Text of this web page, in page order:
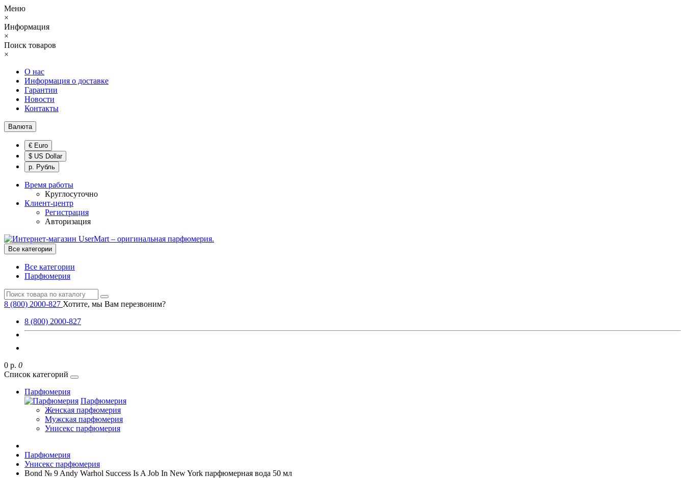
Меню
×
Информация
×
Поиск товаров
×
О нас
Информация о доставке
Гарантии
Новости
Контакты
Валюта
€ Euro
$ US Dollar
р. Рубль
Время работы
Круглосуточно
Клиент-центр
Регистрация
Авторизация
Все категории
Все категории
Парфюмерия
8 (800) 2000-827 Хотите, мы Вам перезвоним?
8 (800) 2000-827
0 р. 0
Список категорий
Парфюмерия
Парфюмерия
Женская парфюмерия
Мужская парфюмерия
Унисекс парфюмерия
Парфюмерия
Унисекс парфюмерия
Bond № 9 Andy Warhol Success Is A Job In New York парфюмерная вода 50 мл